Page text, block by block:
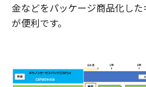
金などをパッケージ商品化し
が便利です。